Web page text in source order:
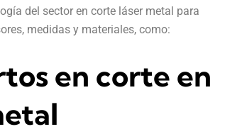
del sector en corte láser metal para
medidas y materiales, como:
en corte en